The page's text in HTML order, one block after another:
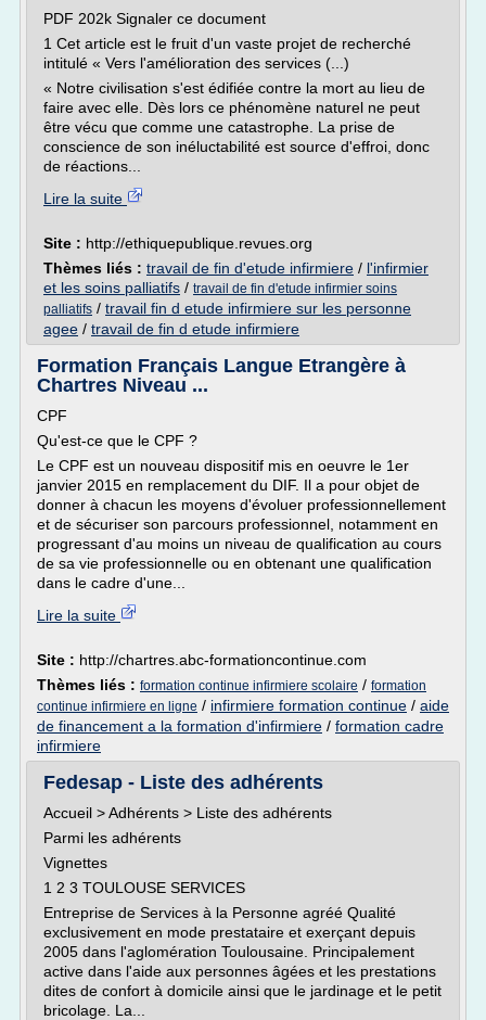
PDF 202k Signaler ce document
1 Cet article est le fruit d'un vaste projet de recherché
intitulé « Vers l'amélioration des services (...)
« Notre civilisation s'est édifiée contre la mort au lieu de
faire avec elle. Dès lors ce phénomène naturel ne peut
être vécu que comme une catastrophe. La prise de
conscience de son inéluctabilité est source d'effroi, donc
de réactions...
Lire la suite
Site : http://ethiquepublique.revues.org
Thèmes liés : travail de fin d'etude infirmiere / l'infirmier
et les soins palliatifs / travail de fin d'etude infirmier soins
palliatifs / travail fin d etude infirmiere sur les personne
agee / travail de fin d etude infirmiere
Formation Français Langue Etrangère à
Chartres Niveau ...
CPF
Qu'est-ce que le CPF ?
Le CPF est un nouveau dispositif mis en oeuvre le 1er
janvier 2015 en remplacement du DIF. Il a pour objet de
donner à chacun les moyens d'évoluer professionnellement
et de sécuriser son parcours professionnel, notamment en
progressant d'au moins un niveau de qualification au cours
de sa vie professionnelle ou en obtenant une qualification
dans le cadre d'une...
Lire la suite
Site : http://chartres.abc-formationcontinue.com
Thèmes liés : formation continue infirmiere scolaire / formation
continue infirmiere en ligne / infirmiere formation continue / aide
de financement a la formation d'infirmiere / formation cadre
infirmiere
Fedesap - Liste des adhérents
Accueil > Adhérents > Liste des adhérents
Parmi les adhérents
Vignettes
1 2 3 TOULOUSE SERVICES
Entreprise de Services à la Personne agréé Qualité
exclusivement en mode prestataire et exerçant depuis
2005 dans l'aglomération Toulousaine. Principalement
active dans l'aide aux personnes âgées et les prestations
dites de confort à domicile ainsi que le jardinage et le petit
bricolage. La...